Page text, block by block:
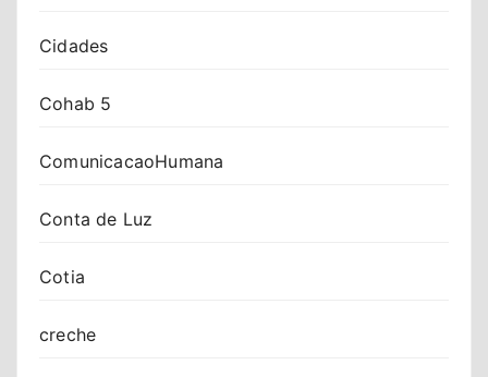
Cidades
Cohab 5
ComunicacaoHumana
Conta de Luz
Cotia
creche